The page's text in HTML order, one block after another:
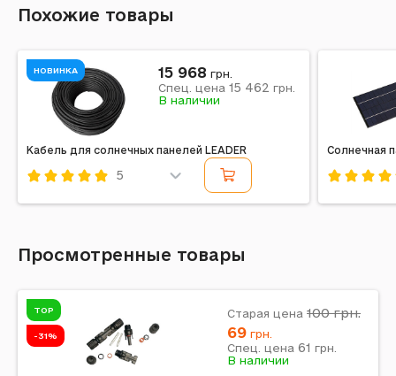
Похожие товары
НОВИНКА
Кабель для солнечных панелей LEADER
5
15 968 грн.
Спец. цена 15 462 грн.
В наличии
Солнечная
Просмотренные товары
TOP
-31%
Старая цена 100грн.
69 грн.
Спец. цена 61 грн.
В наличии